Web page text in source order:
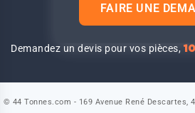
FAIRE UNE
Demandez un devis pour vos pièces,
© 44 Tonnes.com - 169 Avenue René Descartes,